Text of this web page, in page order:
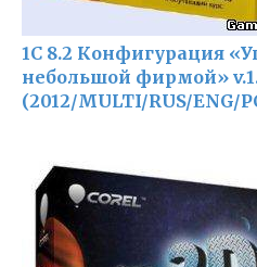
1С 8.2 Конфигурация
небольшой фирмой»
(2012/MULTI/RUS/ENG/